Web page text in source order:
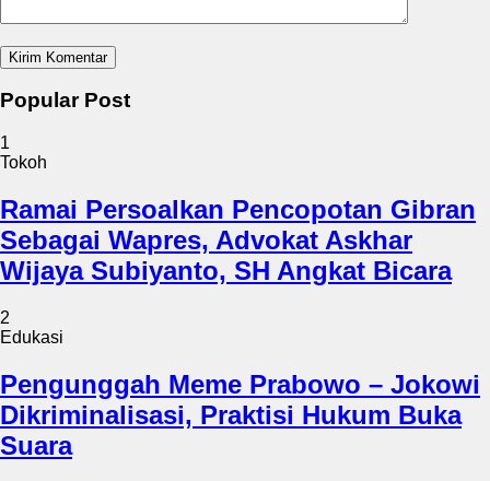
Popular Post
1
Tokoh
Ramai Persoalkan Pencopotan Gibran
Sebagai Wapres, Advokat Askhar
Wijaya Subiyanto, SH Angkat Bicara
2
Edukasi
Pengunggah Meme Prabowo – Jokowi
Dikriminalisasi, Praktisi Hukum Buka
Suara